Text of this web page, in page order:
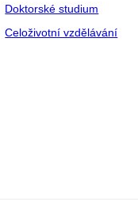
Doktorské studium
Celoživotní vzdělávání